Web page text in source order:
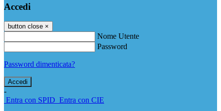
Accedi
button close ×
Nome Utente
Password
Password dimenticata?
-
Entra con SPID Entra con CIE